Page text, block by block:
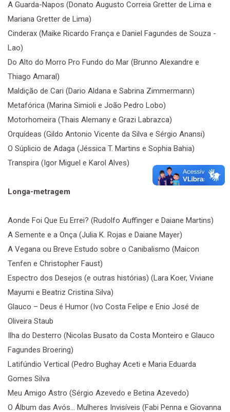
A Guarda-Napos (Donato Augusto Correia Gretter de Lima e
Mariana Gretter de Lima)
Cinderax (Maike Ricardo França e Daniel Fagundes de Souza -
Lao)
Do Alto do Morro Pro Fundo do Mar (Brunno Alexandre e
Thiago Amaral)
Maldição de Cari (Dario Aldana e Sabrina Zimmermann)
Metafórica (Marina Simioli e João Pedro Lobo)
Motorhomeira (Thais Alemany e Grazi Labrazca)
Orquídeas (Gildo Antonio Vicente da Silva e Sérgio Anansi)
O Súplicio de Adaga (Jéssica T. Martins e Sophia Bahia)
Transpira (Igor Miguel e Karol Alves)
Longa-metragem
Aonde Foi Que Eu Errei? (Rudolfo Auffinger e Daiane Martins)
A Semente e a Onça (Julia K. Rojas e Daiane Mayer)
A Vegana ou Breve Estudo sobre o Canibalismo (Maicon
Tenfen e Christopher Faust)
Espectro dos Desejos (e outras histórias) (Lara Koer, Viviane
Mayumi e Beatriz Cristina Silva)
Glauco – Deus é Humor (Ivo Costa Felipe e Enio José de
Oliveira Staub
Ilha do Desterro (Nicolas Busato da Costa Monteiro e Glauco
Fagundes Broering)
Latifúndio Vertical (Pedro Bughay Aceti e Maria Eduarda
Gomes Silva
Meu Amigo Astro (Sérgio Azevedo e Betina Azevedo)
O Álbum das Avós... Mulheres Invisíveis (Fabi Penna e Giovanna